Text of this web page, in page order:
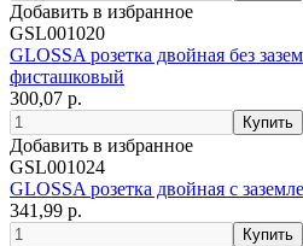
Добавить в избранное
GSL001020
GLOSSA розетка двойная без
фисташковый
300,07 р.
Добавить в избранное
GSL001024
GLOSSA розетка двойная с
341,99 р.